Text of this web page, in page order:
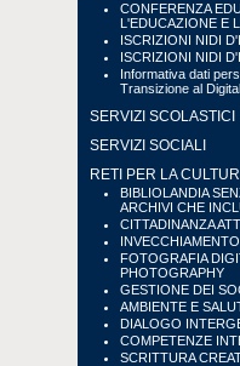
CONFERENZA
L'EDUCAZIONE E
ISCRIZIONI NIDI
ISCRIZIONI NIDI
Informativa dati
Transizione al
SERVIZI SCOLASTICI
SERVIZI SOCIALI
RETI PER LA
BIBLIOLANDIA
ARCHIVI CHE
CITTADINANZA
FOTOGRAFIA
PHOTOGRAPHY
GESTIONE DEI
AMBIENTE E
DIALOGO
COMPETENZE
SCRITTURA